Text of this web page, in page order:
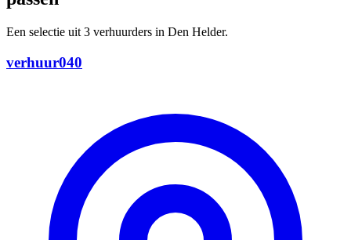
Een selectie uit 3 verhuurders in Den Helder.
verhuur040